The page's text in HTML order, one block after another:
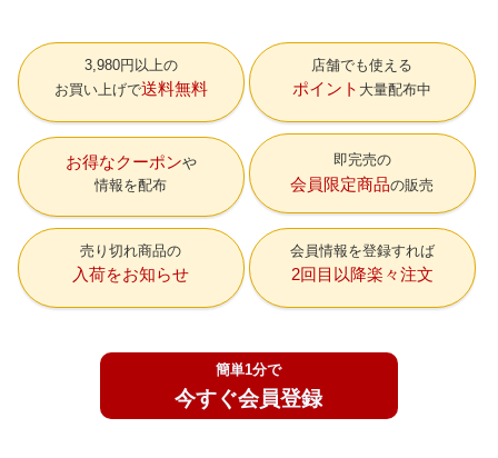
3,980円以上の
お買い上げで送料無料
店舗でも使える
ポイント 大量配布中
お得なクーポン
情報を配布
即完売の
会員限定商品の販売
売り切れ商品の
入荷をお知らせ
会員情報を登録すれば
2回目以降楽々注文
簡単1分で
今すぐ会員登録